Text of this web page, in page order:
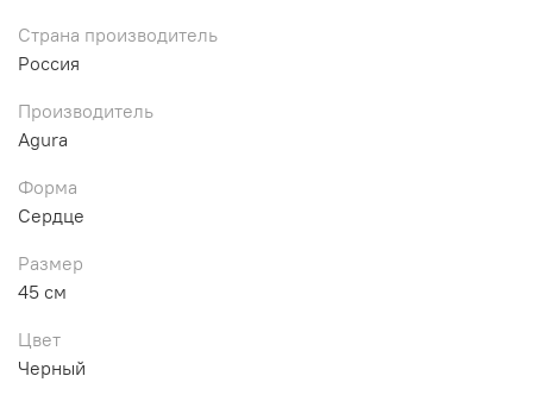
Страна производитель
Россия
Производитель
Agura
Форма
Сердце
Размер
45 см
Цвет
Черный